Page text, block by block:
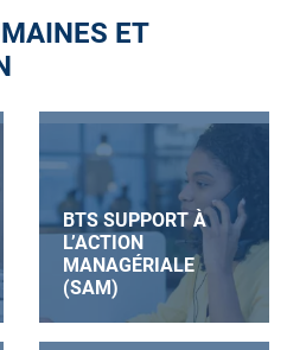
ET
BTS SUPPORT À
L’ACTION
MANAGÉRIALE
(SAM)